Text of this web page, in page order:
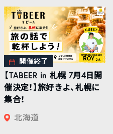
開催終了
【TABEER in 札幌 7月4日開
催決定！】旅好きよ、札幌に
集合！
北海道